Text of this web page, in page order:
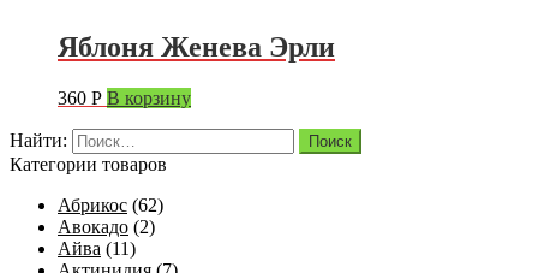
Яблоня Женева Эрли
360 Р В корзину
Найти:
Категории товаров
Абрикос (62)
Авокадо (2)
Айва (11)